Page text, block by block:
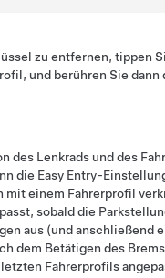
zu entfernen, tippen
und berühren Sie dann
des Lenkrads und des
die Easy Entry-
einem Fahrerprofil
sobald die
aus (und anschließend
dem Betätigen des
Fahrerprofils